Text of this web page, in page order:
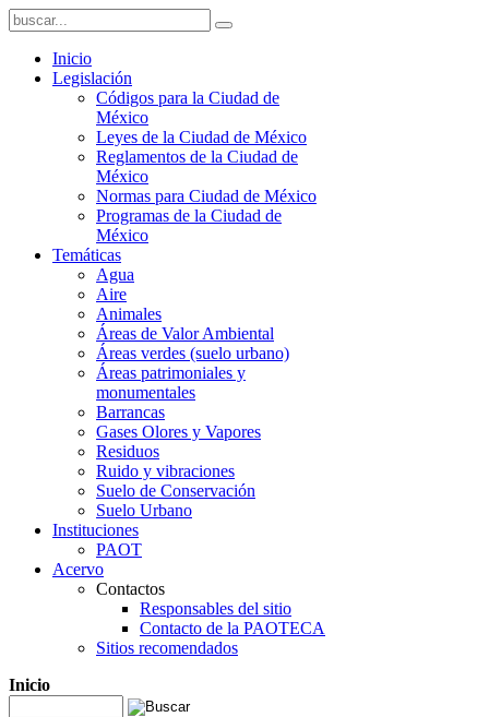
Inicio
Legislación
Códigos para la Ciudad de
México
Leyes de la Ciudad de México
Reglamentos de la Ciudad de
México
Normas para Ciudad de México
Programas de la Ciudad de
México
Temáticas
Agua
Aire
Animales
Áreas de Valor Ambiental
Áreas verdes (suelo urbano)
Áreas patrimoniales y
monumentales
Barrancas
Gases Olores y Vapores
Residuos
Ruido y vibraciones
Suelo de Conservación
Suelo Urbano
Instituciones
PAOT
Acervo
Contactos
Responsables del sitio
Contacto de la PAOTECA
Sitios recomendados
Inicio